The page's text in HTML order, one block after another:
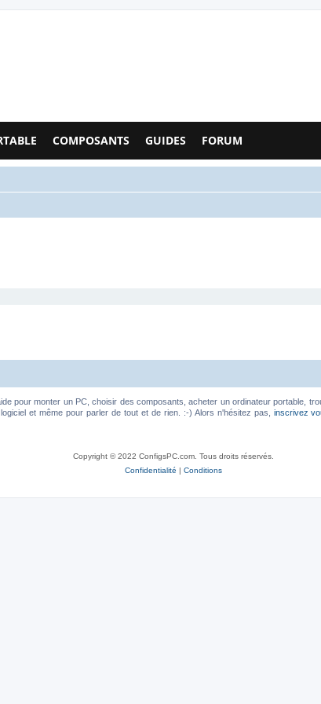
COMPOSANTS GUIDES FORUM
pour monter un PC, choisir des composants, acheter un ordinateur portable,
et même pour parler de tout et de rien. :-) Alors n'hésitez pas, inscrivez
Copyright © 2022 ConfigsPC.com. Tous droits réservés.
Confidentialité | Conditions